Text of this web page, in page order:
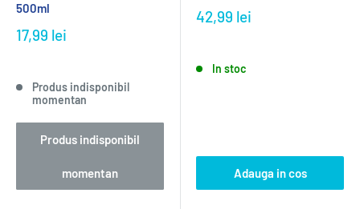
500ml
17,99 lei
Produs indisponibil
momentan
Produs indisponibil
momentan
42,99 lei
In stoc
Adauga in cos